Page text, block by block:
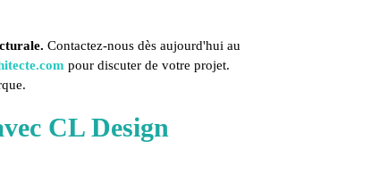
Contactez-nous dès aujourd'hui au
pour discuter de votre projet.
CL Design